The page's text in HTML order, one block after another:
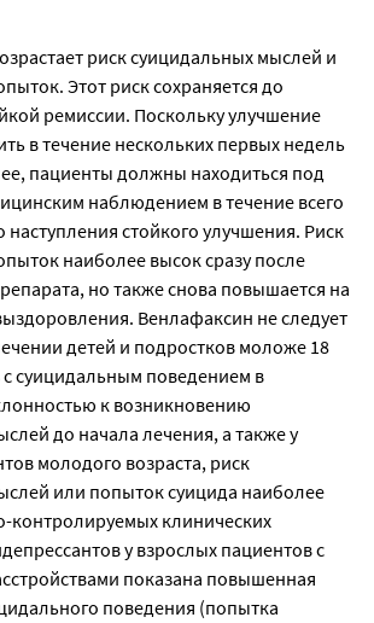
риск суицидальных мыслей и
Этот риск сохраняется до
ремиссии. Поскольку улучшение
в течение нескольких первых недель
пациенты должны находиться под
наблюдением в течение всего
наступления стойкого улучшения. Риск
наиболее высок сразу после
но также снова повышается на
Венлафаксин не следует
детей и подростков моложе 18
с суицидальным поведением в
к возникновению
до начала лечения, а также у
молодого возраста, риск
или попыток суицида наиболее
контролируемых клинических
у взрослых пациентов с
показана повышенная
поведения (попытка